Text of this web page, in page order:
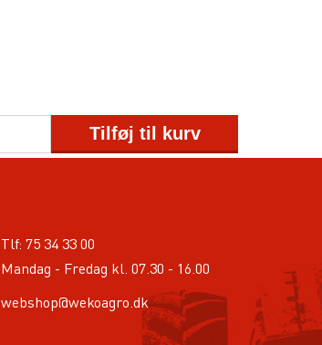
Tilføj til kurv
Tlf: 75 34 33 00
Mandag - Fredag kl. 07.30 - 16.00
webshop@wekoagro.dk